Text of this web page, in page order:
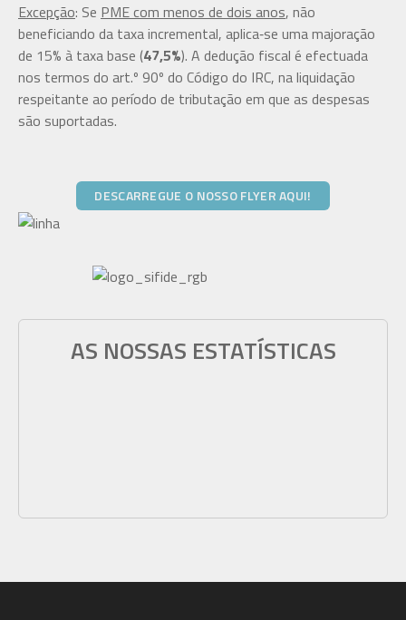
Excepção: Se PME com menos de dois anos, não
beneficiando da taxa incremental, aplica‑se uma majoração
de 15% à taxa base (47,5%). A dedução fiscal é efectuada
nos termos do art.º 90º do Código do IRC, na liquidação
respeitante ao período de tributação em que as despesas
são suportadas.
DESCARREGUE O NOSSO FLYER AQUI!
AS NOSSAS ESTATÍSTICAS